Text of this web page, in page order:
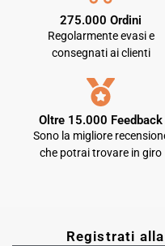
275.000 Ordini
Regolarmente evasi e
consegnati ai clienti
Oltre 15.000 Feedback
Sono la migliore
che potrai trovare in giro
Registrati